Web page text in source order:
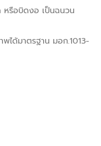
หรือบิดงอ เป็นฉนวน
ได้มาตรฐาน มอก.1013-